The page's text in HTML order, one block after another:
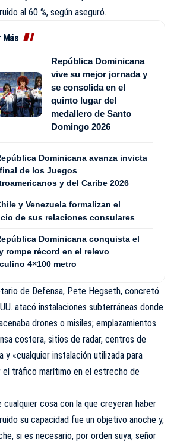
al 60 %, según aseguró.
Más
República Dominicana
vive su mejor jornada y
se consolida en el
quinto lugar del
medallero de Santo
Domingo 2026
Dominicana avanza invicta
de los Juegos
y del Caribe 2026
y Venezuela formalizan el
de sus relaciones consulares
Dominicana conquista el
rompe récord en el relevo
4×100 metro
de Defensa, Pete Hegseth, concretó
atacó instalaciones subterráneas donde
drones o misiles; emplazamientos
costera, sitios de radar, centros de
y «cualquier instalación utilizada para
el tráfico marítimo en el estrecho de
cualquier cosa con la que creyeran haber
su capacidad fue un objetivo anoche y,
si es necesario, por orden suya, señor